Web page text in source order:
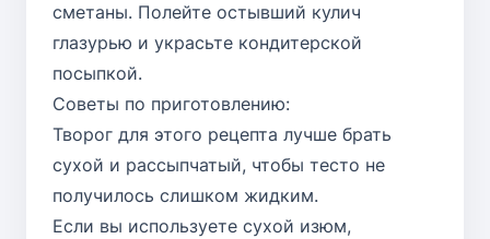
сметаны. Полейте остывший кулич
глазурью и украсьте кондитерской
посыпкой.
Советы по приготовлению:
Творог для этого рецепта лучше брать
сухой и рассыпчатый, чтобы тесто не
получилось слишком жидким.
Если вы используете сухой изюм,